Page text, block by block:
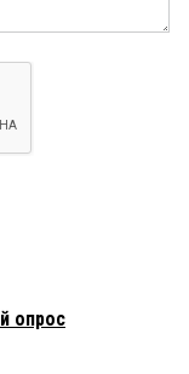
опрос